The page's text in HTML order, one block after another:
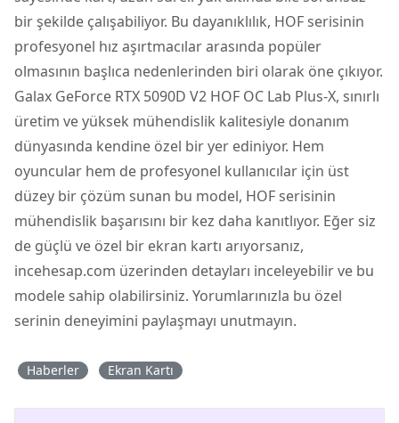
bir şekilde çalışabiliyor. Bu dayanıklılık, HOF serisinin
profesyonel hız aşırtmacılar arasında popüler
olmasının başlıca nedenlerinden biri olarak öne çıkıyor.
Galax GeForce RTX 5090D V2 HOF OC Lab Plus-X, sınırlı
üretim ve yüksek mühendislik kalitesiyle donanım
dünyasında kendine özel bir yer ediniyor. Hem
oyuncular hem de profesyonel kullanıcılar için üst
düzey bir çözüm sunan bu model, HOF serisinin
mühendislik başarısını bir kez daha kanıtlıyor. Eğer siz
de güçlü ve özel bir ekran kartı arıyorsanız,
incehesap.com üzerinden detayları inceleyebilir ve bu
modele sahip olabilirsiniz. Yorumlarınızla bu özel
serinin deneyimini paylaşmayı unutmayın.
Haberler Ekran Kartı